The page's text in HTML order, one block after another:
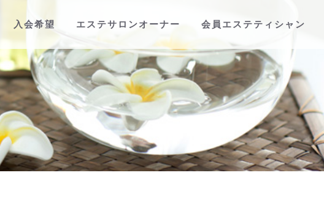
入会希望 エステサロンオーナー 会員エステティシャン